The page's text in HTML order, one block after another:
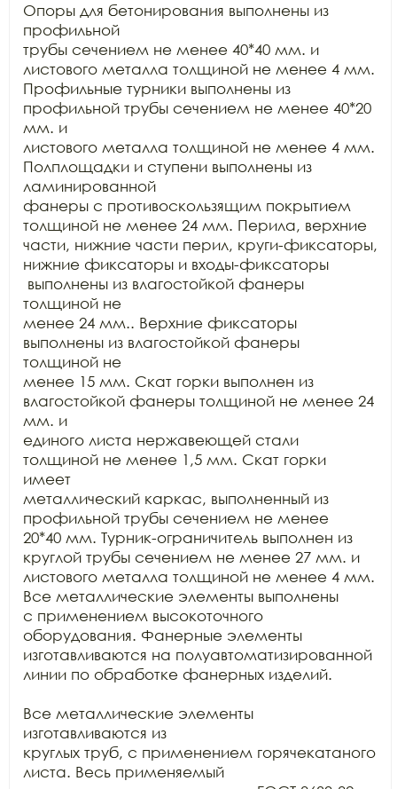
Опоры для бетонирования выполнены из
профильной
трубы сечением не менее 40*40 мм. и
листового металла толщиной не менее 4 мм.
Профильные турники выполнены из
профильной трубы сечением не менее 40*20
мм. и
листового металла толщиной не менее 4 мм.
Полплощадки и ступени выполнены из
ламинированной
фанеры с противоскользящим покрытием
толщиной не менее 24 мм. Перила, верхние
части, нижние части перил, круги-фиксаторы,
нижние фиксаторы и входы-фиксаторы
выполнены из влагостойкой фанеры
толщиной не
менее 24 мм.. Верхние фиксаторы
выполнены из влагостойкой фанеры
толщиной не
менее 15 мм. Скат горки выполнен из
влагостойкой фанеры толщиной не менее 24
мм. и
единого листа нержавеющей стали
толщиной не менее 1,5 мм. Скат горки
имеет
металлический каркас, выполненный из
профильной трубы сечением не менее
20*40 мм. Турник-ограничитель выполнен из
круглой трубы сечением не менее 27 мм. и
листового металла толщиной не менее 4 мм.
Все металлические элементы выполнены
с применением высокоточного
оборудования. Фанерные элементы
изготавливаются на полуавтоматизированной
линии по обработке фанерных изделий.
Все металлические элементы
изготавливаются из
круглых труб, с применением горячекатаного
листа. Весь применяемый